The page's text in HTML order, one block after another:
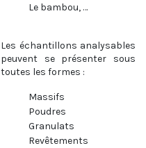
Le bambou, …
Les échantillons analysables
peuvent se présenter sous
toutes les formes :
Massifs
Poudres
Granulats
Revêtements